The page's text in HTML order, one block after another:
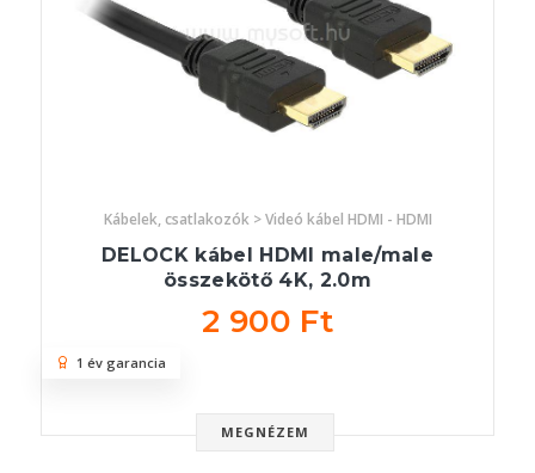
Kábelek, csatlakozók > Videó kábel HDMI - HDMI
DELOCK kábel HDMI male/male
összekötő 4K, 2.0m
2 900 Ft
MEGNÉZEM
1 év garancia